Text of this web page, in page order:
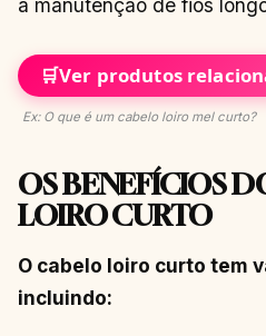
a manutenção de fios
🛒Ver produtos
Ex: O que é um cabelo loiro mel curto?
OS BENEFÍCIOS
LOIRO CURTO
O cabelo loiro curto tem
incluindo: